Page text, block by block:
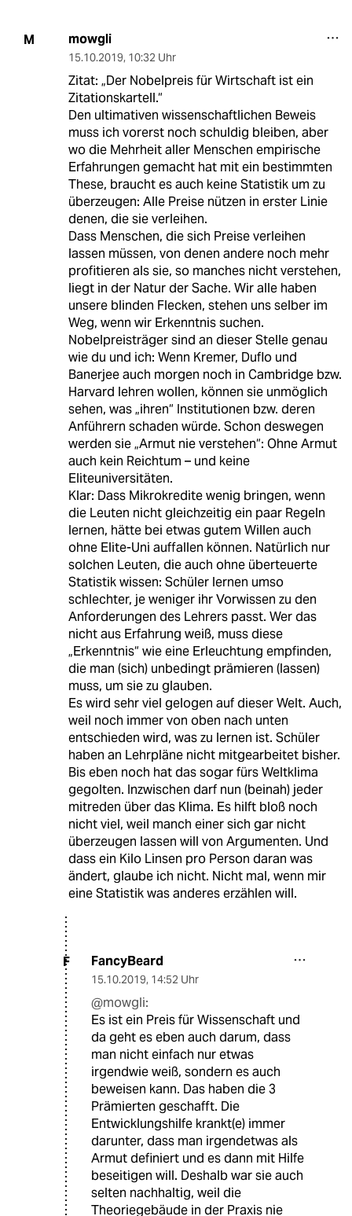
M mowgli
15.10.2019, 10:32 Uhr
Zitat: „Der Nobelpreis für Wirtschaft ist ein
Zitationskartell.“
Den ultimativen wissenschaftlichen Beweis
muss ich vorerst noch schuldig bleiben, aber
wo die Mehrheit aller Menschen empirische
Erfahrungen gemacht hat mit ein bestimmten
These, braucht es auch keine Statistik um zu
überzeugen: Alle Preise nützen in erster Linie
denen, die sie verleihen.
Dass Menschen, die sich Preise verleihen
lassen müssen, von denen andere noch mehr
profitieren als sie, so manches nicht verstehen,
liegt in der Natur der Sache. Wir alle haben
unsere blinden Flecken, stehen uns selber im
Weg, wenn wir Erkenntnis suchen.
Nobelpreisträger sind an dieser Stelle genau
wie du und ich: Wenn Kremer, Duflo und
Banerjee auch morgen noch in Cambridge bzw.
Harvard lehren wollen, können sie unmöglich
sehen, was „ihren“ Institutionen bzw. deren
Anführern schaden würde. Schon deswegen
werden sie „Armut nie verstehen“: Ohne Armut
auch kein Reichtum – und keine
Eliteuniversitäten.
Klar: Dass Mikrokredite wenig bringen, wenn
die Leuten nicht gleichzeitig ein paar Regeln
lernen, hätte bei etwas gutem Willen auch
ohne Elite-Uni auffallen können. Natürlich nur
solchen Leuten, die auch ohne überteuerte
Statistik wissen: Schüler lernen umso
schlechter, je weniger ihr Vorwissen zu den
Anforderungen des Lehrers passt. Wer das
nicht aus Erfahrung weiß, muss diese
„Erkenntnis“ wie eine Erleuchtung empfinden,
die man (sich) unbedingt prämieren (lassen)
muss, um sie zu glauben.
Es wird sehr viel gelogen auf dieser Welt. Auch,
weil noch immer von oben nach unten
entschieden wird, was zu lernen ist. Schüler
haben an Lehrpläne nicht mitgearbeitet bisher.
Bis eben noch hat das sogar fürs Weltklima
gegolten. Inzwischen darf nun (beinah) jeder
mitreden über das Klima. Es hilft bloß noch
nicht viel, weil manch einer sich gar nicht
überzeugen lassen will von Argumenten. Und
dass ein Kilo Linsen pro Person daran was
ändert, glaube ich nicht. Nicht mal, wenn mir
eine Statistik was anderes erzählen will.
F FancyBeard
15.10.2019, 14:52 Uhr
@mowgli:
Es ist ein Preis für Wissenschaft und
da geht es eben auch darum, dass
man nicht einfach nur etwas
irgendwie weiß, sondern es auch
beweisen kann. Das haben die 3
Prämierten geschafft. Die
Entwicklungshilfe krankt(e) immer
darunter, dass man irgendetwas als
Armut definiert und es dann mit Hilfe
beseitigen will. Deshalb war sie auch
selten nachhaltig, weil die
Theoriegebäude in der Praxis nie